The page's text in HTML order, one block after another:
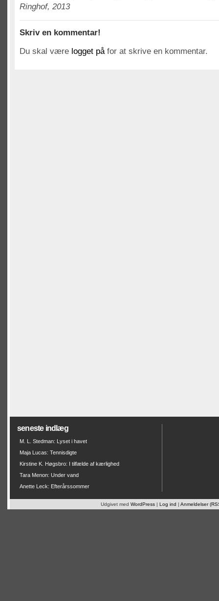
Ringhof, 2013
Skriv en kommentar!
Du skal være logget påfor at skrive en kommentar.
seneste indlæg
M. L. Stedman: Lyset i havet
Maja Lucas: Tennisdigte
Kirstine K. Høgsbro: I tilfælde af kærlighed
Tara Menon: Under vand
Anette Leck: Efterårssommer
Udgivet med WordPress | Log ind | Anmeldelser